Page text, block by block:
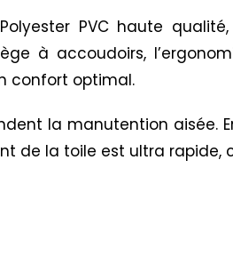
PVC haute
à accoudoirs,
confort optimal.
la manutention
de la toile est ultra